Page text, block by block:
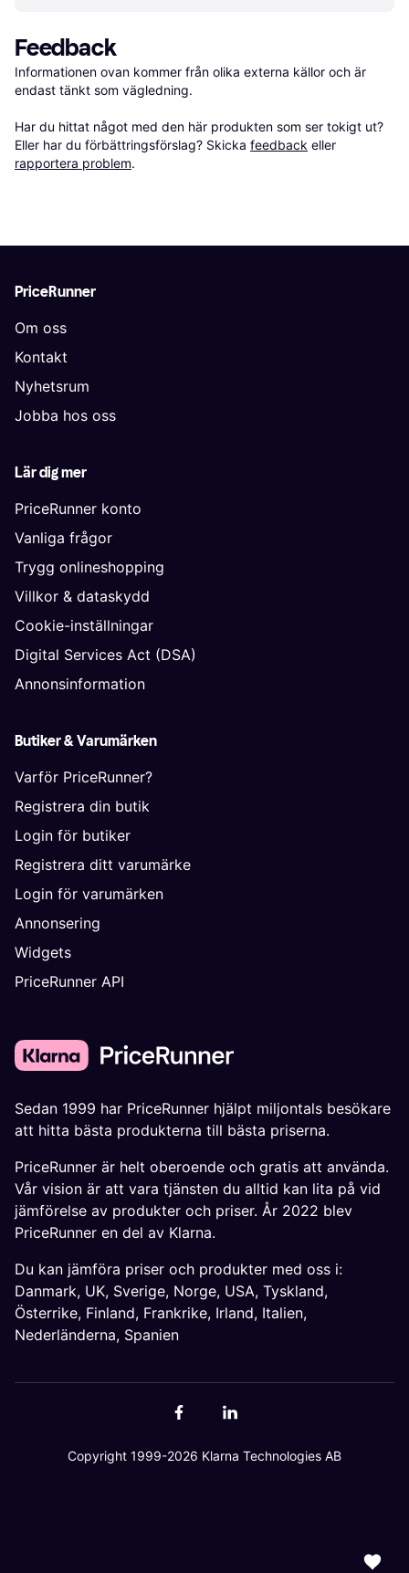
Feedback
Informationen ovan kommer från olika externa källor och är
endast tänkt som vägledning.
Har du hittat något med den här produkten som ser tokigt ut?
Eller har du förbättringsförslag? Skicka feedback eller
rapportera problem.
PriceRunner
Om oss
Kontakt
Nyhetsrum
Jobba hos oss
Lär dig mer
PriceRunner konto
Vanliga frågor
Trygg onlineshopping
Villkor & dataskydd
Cookie-inställningar
Digital Services Act (DSA)
Annonsinformation
Butiker & Varumärken
Varför PriceRunner?
Registrera din butik
Login för butiker
Registrera ditt varumärke
Login för varumärken
Annonsering
Widgets
PriceRunner API
Sedan 1999 har PriceRunner hjälpt miljontals besökare
att hitta bästa produkterna till bästa priserna.
PriceRunner är helt oberoende och gratis att använda.
Vår vision är att vara tjänsten du alltid kan lita på vid
jämförelse av produkter och priser. År 2022 blev
PriceRunner en del av Klarna.
Du kan jämföra priser och produkter med oss i:
Danmark, UK, Sverige, Norge, USA, Tyskland,
Österrike, Finland, Frankrike, Irland, Italien,
Nederländerna, Spanien
Copyright 1999-2026 Klarna Technologies AB